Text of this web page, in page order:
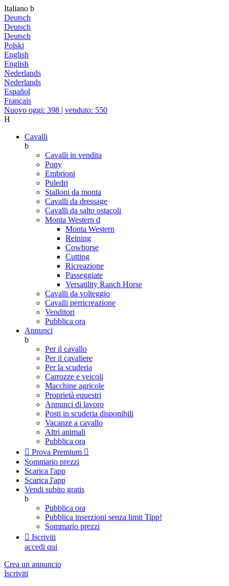
Italiano b
Deutsch
Deutsch
Deutsch
Polski
English
English
Nederlands
Nederlands
Español
Français
Nuovo oggi: 398 | venduto: 550
H
Cavalli
b
Cavalli in vendita
Pony
Embrioni
Puledri
Stalloni da monta
Cavalli da dressage
Cavalli da salto ostacoli
Monta Western d
Monta Western
Reining
Cowhorse
Cutting
Ricreazione
Passeggiate
Versatility Ranch Horse
Cavalli da volteggio
Cavalli perricreazione
Venditori
Pubblica ora
Annunci
b
Per il cavallo
Per il cavaliere
Per la scuderia
Carrozze e veicoli
Macchine agricole
Proprietà equestri
Annunci di lavoro
Posti in scuderia disponibili
Vacanze a cavallo
Altri animali
Pubblica ora
 Prova Premium 
Sommario prezzi
Scarica l'app
Scarica l'app
Vendi subito gratis
b
Pubblica ora
Pubblica inserzioni senza limit Tipp!
Sommario prezzi
 Iscriviti
accedi qui
Crea un annuncio
Iscriviti